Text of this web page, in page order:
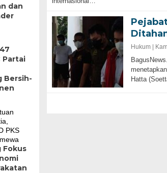
dan
Partai
Bersih-
Fokus
Hukum |
Hatta
Banten Butuh Gubernur Progresif dan
Teknokratif